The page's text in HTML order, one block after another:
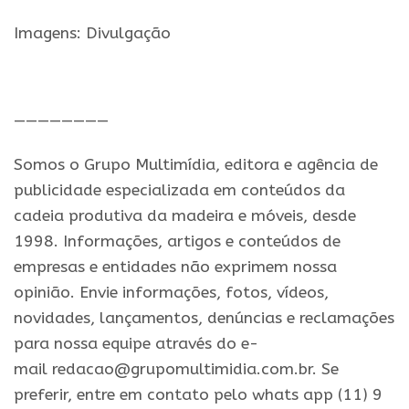
Imagens: Divulgação
————————
Somos o Grupo Multimídia, editora e agência de
publicidade especializada em conteúdos da
cadeia produtiva da madeira e móveis, desde
1998. Informações, artigos e conteúdos de
empresas e entidades não exprimem nossa
opinião. Envie informações, fotos, vídeos,
novidades, lançamentos, denúncias e reclamações
para nossa equipe através do e-
mail redacao@grupomultimidia.com.br. Se
preferir, entre em contato pelo whats app (11) 9